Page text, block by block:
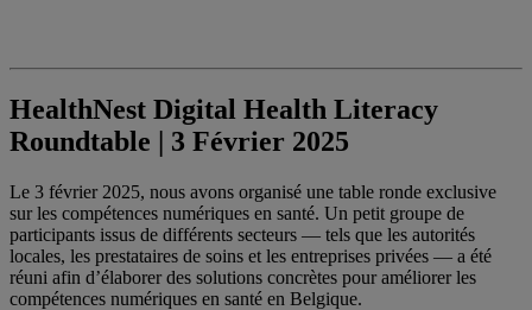
HealthNest Digital Health Literacy
Roundtable | 3 Février 2025
Le 3 février 2025, nous avons organisé une table ronde exclusive
sur les compétences numériques en santé. Un petit groupe de
participants issus de différents secteurs — tels que les autorités
locales, les prestataires de soins et les entreprises privées — a été
réuni afin d’élaborer des solutions concrètes pour améliorer les
compétences numériques en santé en Belgique.